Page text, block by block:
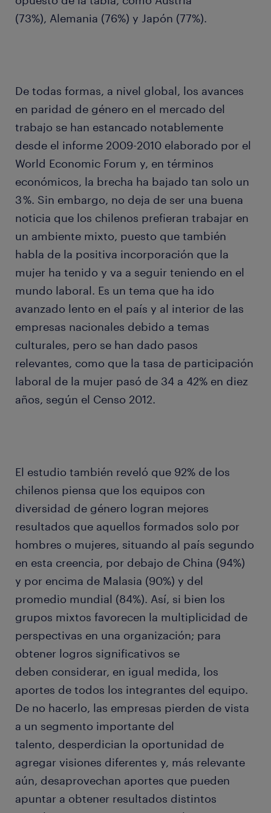
(73%), Alemania (76%) y Japón (77%).
De todas formas, a nivel global, los avances
en paridad de género en el mercado del
trabajo se han estancado notablemente
desde el informe 2009-2010 elaborado por el
World Economic Forum y, en términos
económicos, la brecha ha bajado tan solo un
3 %. Sin embargo, no deja de ser una buena
noticia que los chilenos prefieran trabajar en
un ambiente mixto, puesto que también
habla de la positiva incorporación que la
mujer ha tenido y va a seguir teniendo en el
mundo laboral. Es un tema que ha ido
avanzado lento en el país y al interior de las
empresas nacionales debido a temas
culturales, pero se han dado pasos
relevantes, como que la tasa de participación
laboral de la mujer pasó de 34 a 42% en diez
años, según el Censo 2012.
El estudio también reveló que 92% de los
chilenos piensa que los equipos con
diversidad de género logran mejores
resultados que aquellos formados solo por
hombres o mujeres, situando al país segundo
en esta creencia, por debajo de China (94%)
y por encima de Malasia (90%) y del
promedio mundial (84%). Así, si bien los
grupos mixtos favorecen la multiplicidad de
perspectivas en una organización; para
obtener logros significativos se
deben considerar, en igual medida, los
aportes de todos los integrantes del equipo.
De no hacerlo, las empresas pierden de vista
a un segmento importante del
talento, desperdician la oportunidad de
agregar visiones diferentes y, más relevante
aún, desaprovechan aportes que pueden
apuntar a obtener resultados distintos